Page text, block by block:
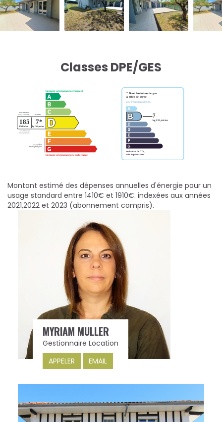
Classes DPE/GES
Montant estimé des dépenses annuelles d'énergie pour un
usage standard entre 1410€ et 1910€. indexées aux années
2021,2022 et 2023 (abonnement compris).
MYRIAM MULLER
Gestionnaire Location
APPELER
EMAIL